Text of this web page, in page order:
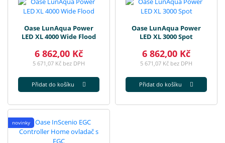
Oase LunAqua Power
LED XL 4000 Wide Flood
6 862,00 Kč
5 671,07 Kč bez DPH
Přidat do košíku
Oase LunAqua Power
LED XL 3000 Spot
6 862,00 Kč
5 671,07 Kč bez DPH
Přidat do košíku
novinky